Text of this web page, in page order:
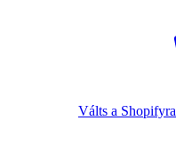
Válts a Shopifyra